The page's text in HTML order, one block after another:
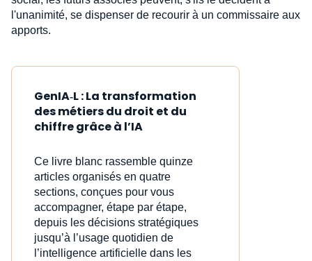
l'unanimité, se dispenser de recourir à un commissaire aux
apports.
GenIA‑L : La transformation
des métiers du droit et du
chiffre grâce à l’IA
Ce livre blanc rassemble quinze
articles organisés en quatre
sections, conçues pour vous
accompagner, étape par étape,
depuis les décisions stratégiques
jusqu’à l’usage quotidien de
l’intelligence artificielle dans les